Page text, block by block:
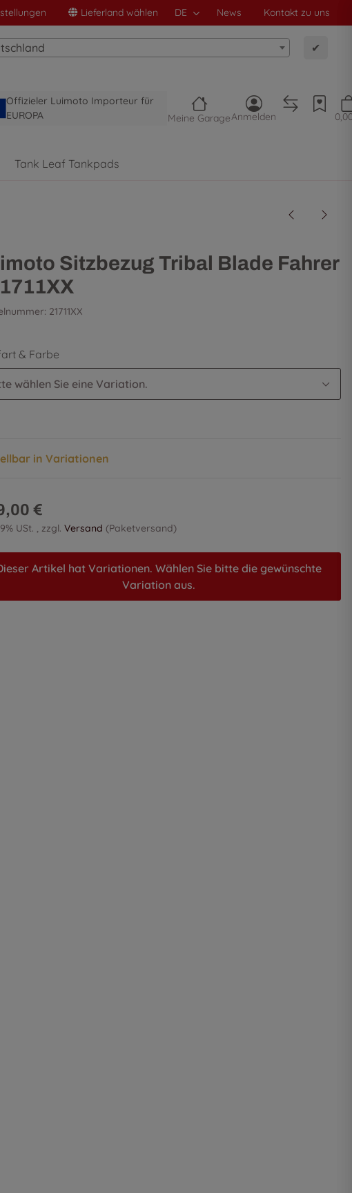
Lieferland wählen DE News Kontakt zu uns
✔
Offizieler Luimoto Importeur für
EUROPA
Meine GarageAnmelden
Tank Leaf Tankpads
Sitzbezug Tribal Blade Fahrer
21711XX
& Farbe
wählen Sie eine Variation.
in Variationen
€
USt. , zzgl. Versand (Paketversand)
Artikel hat Variationen. Wählen Sie bitte die gewünschte
Variation aus.